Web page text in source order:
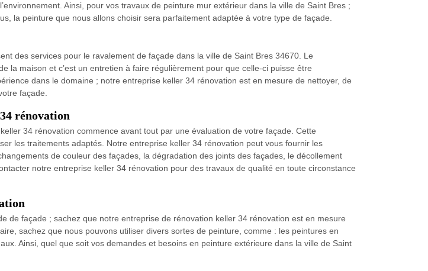
Ainsi, pour vos travaux de peinture mur extérieur dans la ville de Saint Bres ;
la peinture que nous allons choisir sera parfaitement adaptée à votre type de façade.
des services pour le ravalement de façade dans la ville de Saint Bres 34670. Le
la maison et c’est un entretien à faire régulièrement pour que celle-ci puisse être
dans le domaine ; notre entreprise keller 34 rénovation est en mesure de nettoyer, de
façade.
rénovation
34 rénovation commence avant tout par une évaluation de votre façade. Cette
les traitements adaptés. Notre entreprise keller 34 rénovation peut vous fournir les
de couleur des façades, la dégradation des joints des façades, le décollement
notre entreprise keller 34 rénovation pour des travaux de qualité en toute circonstance
de façade ; sachez que notre entreprise de rénovation keller 34 rénovation est en mesure
sachez que nous pouvons utiliser divers sortes de peinture, comme : les peintures en
Ainsi, quel que soit vos demandes et besoins en peinture extérieure dans la ville de Saint